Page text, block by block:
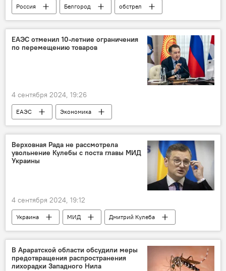
Россия Белгород обстрел
ЕАЭС отменил 10-летние ограничения
по перемещению товаров
4 сентября 2024, 19:26
ЕАЭС
Экономика
Евразийская интеграция
Верховная Рада не рассмотрела
увольнение Кулебы с поста главы МИД
Украины
4 сентября 2024, 19:12
Украина МИД
Дмитрий Кулеба
отставки
В Араратской области обсудили меры
предотвращения распространения
лихорадки Западного Нила